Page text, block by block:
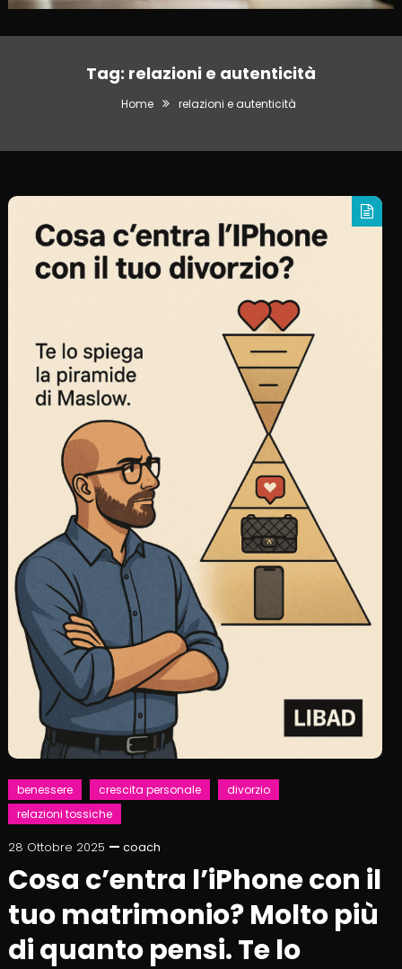
Tag: relazioni e autenticità
Home relazioni e autenticità
benessere crescita personale
divorzio
relazioni tossiche
28 Ottobre 2025 coach
Cosa c’entra l’iPhone con il
tuo matrimonio? Molto più
di quanto pensi. Te lo